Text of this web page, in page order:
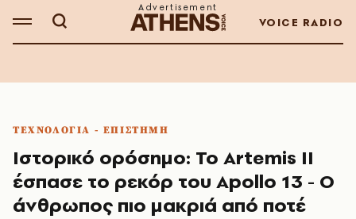
VOICE RADIO
ΤΕΧΝΟΛΟΓΙΑ - ΕΠΙΣΤΗΜΗ
Ιστορικό ορόσημο: Το Artemis II
έσπασε το ρεκόρ του Apollo 13 - Ο
άνθρωπος πιο μακριά από ποτέ